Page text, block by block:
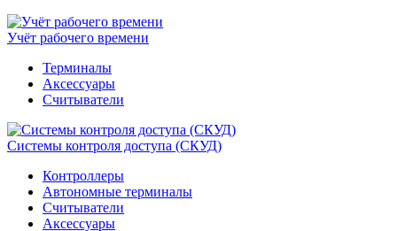
Учёт рабочего времени
Терминалы
Аксессуары
Считыватели
Системы контроля доступа (СКУД)
Контроллеры
Автономные терминалы
Считыватели
Аксессуары